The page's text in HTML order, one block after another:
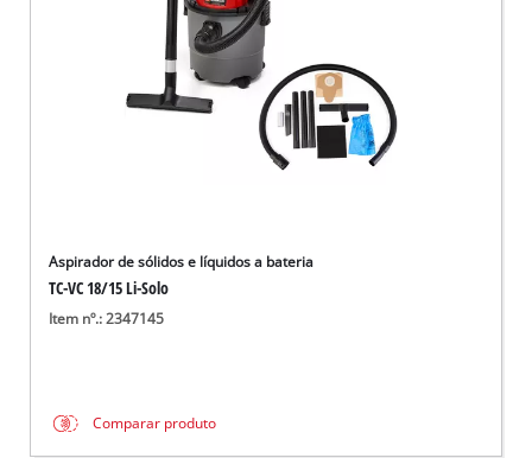
Aspirador de sólidos e líquidos a bateria
TC-VC 18/15 Li-Solo
Item nº.: 2347145
Comparar produto